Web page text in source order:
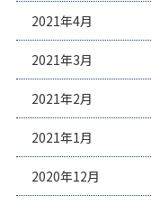
2021年4月
2021年3月
2021年2月
2021年1月
2020年12月